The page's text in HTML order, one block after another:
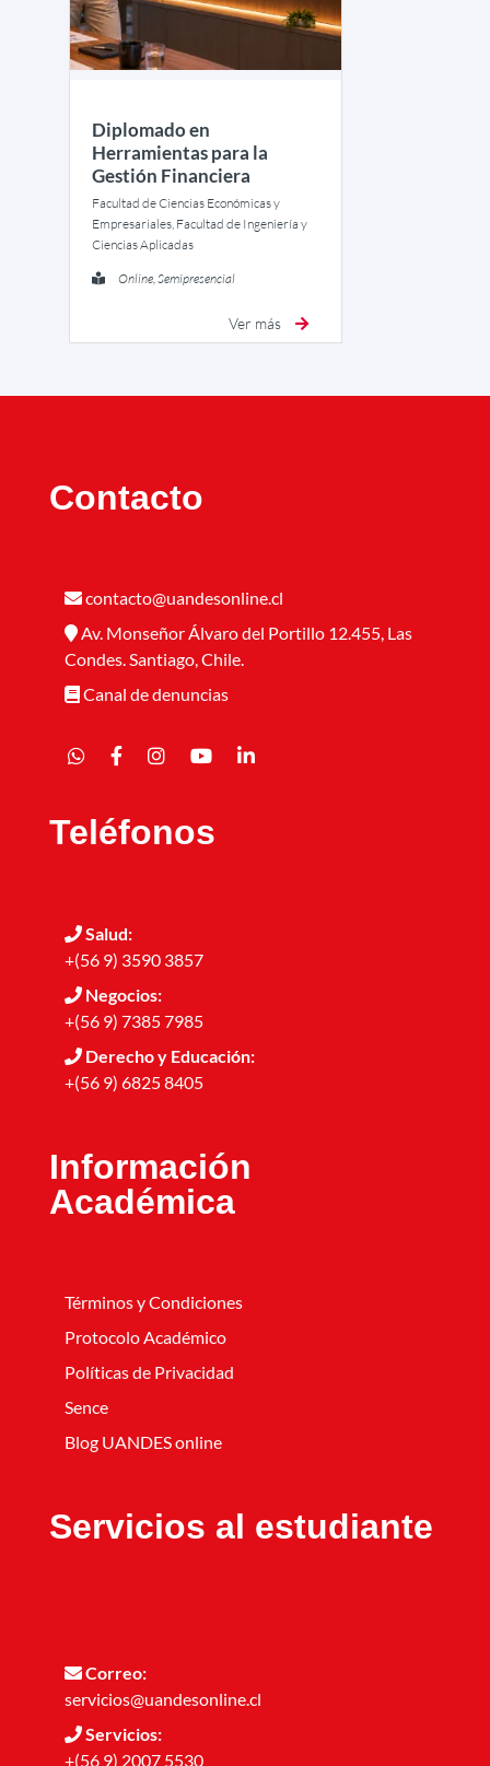
Diplomado en
Herramientas para la
Gestión Financiera
Facultad de Ciencias Económicas y
Empresariales, Facultad de Ingeniería y
Ciencias Aplicadas
Online, Semipresencial
Ver más
Contacto
contacto@uandesonline.cl
Av. Monseñor Álvaro del Portillo 12.455, Las
Condes. Santiago, Chile.
Canal de denuncias
Teléfonos
Salud:
+(56 9) 3590 3857
Negocios:
+(56 9) 7385 7985
Derecho y Educación:
+(56 9) 6825 8405
Información
Académica
Términos y Condiciones
Protocolo Académico
Políticas de Privacidad
Sence
Blog UANDES online
Servicios al estudiante
Correo:
servicios@uandesonline.cl
Servicios:
+(56 9) 2007 5530